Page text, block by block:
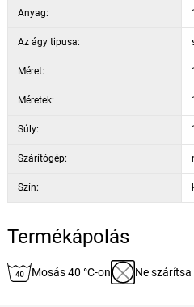
Anyag:
Az ágy tipusa:
Méret:
Méretek:
Súly:
Szárítógép:
Szín:
Termékápolás
Mosás 40 °C-on Ne